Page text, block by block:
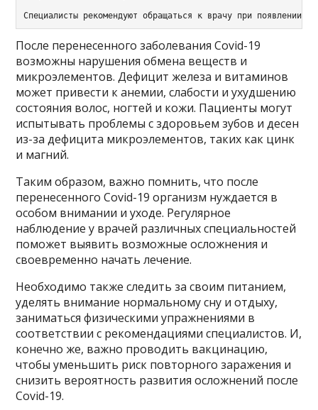
После перенесенного заболевания Covid-19
возможны нарушения обмена веществ и
микроэлементов. Дефицит железа и витаминов
может привести к анемии, слабости и ухудшению
состояния волос, ногтей и кожи. Пациенты могут
испытывать проблемы с здоровьем зубов и десен
из-за дефицита микроэлементов, таких как цинк
и магний.
Таким образом, важно помнить, что после
перенесенного Covid-19 организм нуждается в
особом внимании и уходе. Регулярное
наблюдение у врачей различных специальностей
поможет выявить возможные осложнения и
своевременно начать лечение.
Необходимо также следить за своим питанием,
уделять внимание нормальному сну и отдыху,
заниматься физическими упражнениями в
соответствии с рекомендациями специалистов. И,
конечно же, важно проводить вакцинацию,
чтобы уменьшить риск повторного заражения и
снизить вероятность развития осложнений после
Covid-19.